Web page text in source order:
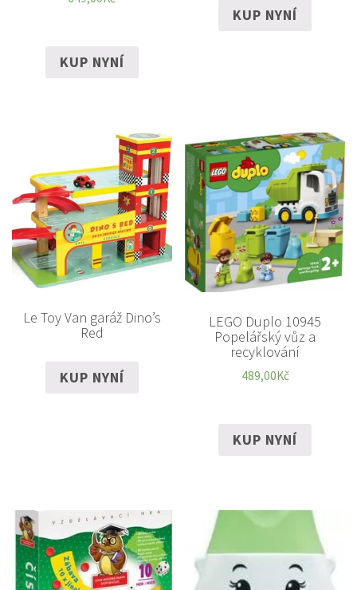
KUP NYNÍ
KUP NYNÍ
Le Toy Van garáž Dino’s
Red
KUP NYNÍ
LEGO Duplo 10945
Popelářský vůz a
recyklování
489,00Kč
KUP NYNÍ